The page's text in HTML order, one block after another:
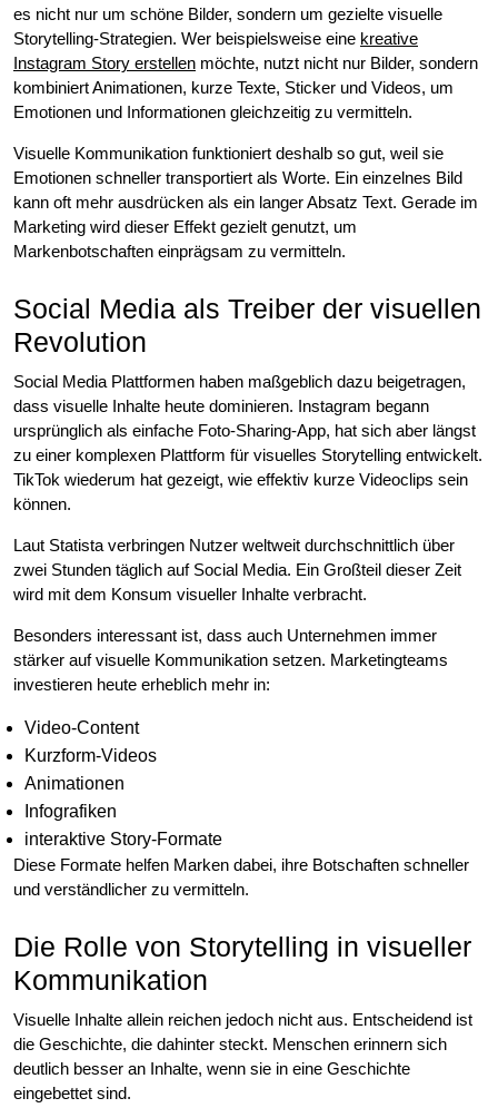
es nicht nur um schöne Bilder, sondern um gezielte visuelle
Storytelling-Strategien. Wer beispielsweise eine kreative
Instagram Story erstellen möchte, nutzt nicht nur Bilder, sondern
kombiniert Animationen, kurze Texte, Sticker und Videos, um
Emotionen und Informationen gleichzeitig zu vermitteln.
Visuelle Kommunikation funktioniert deshalb so gut, weil sie
Emotionen schneller transportiert als Worte. Ein einzelnes Bild
kann oft mehr ausdrücken als ein langer Absatz Text. Gerade im
Marketing wird dieser Effekt gezielt genutzt, um
Markenbotschaften einprägsam zu vermitteln.
Social Media als Treiber der visuellen
Revolution
Social Media Plattformen haben maßgeblich dazu beigetragen,
dass visuelle Inhalte heute dominieren. Instagram begann
ursprünglich als einfache Foto-Sharing-App, hat sich aber längst
zu einer komplexen Plattform für visuelles Storytelling entwickelt.
TikTok wiederum hat gezeigt, wie effektiv kurze Videoclips sein
können.
Laut Statista verbringen Nutzer weltweit durchschnittlich über
zwei Stunden täglich auf Social Media. Ein Großteil dieser Zeit
wird mit dem Konsum visueller Inhalte verbracht.
Besonders interessant ist, dass auch Unternehmen immer
stärker auf visuelle Kommunikation setzen. Marketingteams
investieren heute erheblich mehr in:
Video-Content
Kurzform-Videos
Animationen
Infografiken
interaktive Story-Formate
Diese Formate helfen Marken dabei, ihre Botschaften schneller
und verständlicher zu vermitteln.
Die Rolle von Storytelling in visueller
Kommunikation
Visuelle Inhalte allein reichen jedoch nicht aus. Entscheidend ist
die Geschichte, die dahinter steckt. Menschen erinnern sich
deutlich besser an Inhalte, wenn sie in eine Geschichte
eingebettet sind.